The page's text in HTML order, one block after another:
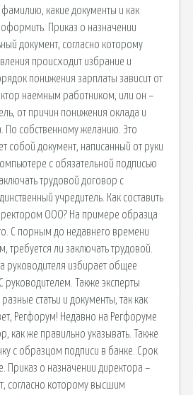
какие документы и как
Приказ о назначении
документ, согласно которому
происходит избрание и
понижения зарплаты зависит от
наемным работником, или он –
от причин понижения оклада и
По собственному желанию. Это
собой документ, написанный от руки
с обязательной подписью
трудовой договор с
учредитель. Как составить
ООО? На примере образца
С порным до недавнего времени
требуется ли заключать трудовой.
руководителя избирает общее
руководителем. Также эксперты
статьи и документы, так как
Регфорум! Недавно на Регфоруме
как же правильно указывать. Также
с образцом подписи в банке. Срок
Приказ о назначении директора –
согласно которому высшим